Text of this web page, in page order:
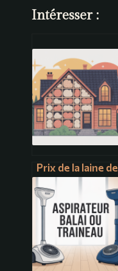
Intéresser :
Prix de la laine de
roche au m2 :
combien prévoir
pour vos travaux
d’isolation